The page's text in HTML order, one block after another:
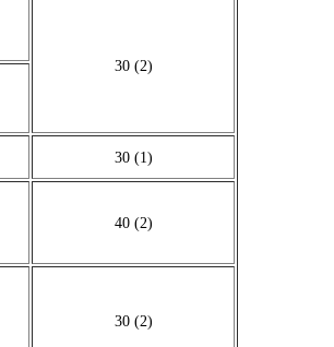
30 (2)
30 (1)
40 (2)
30 (2)